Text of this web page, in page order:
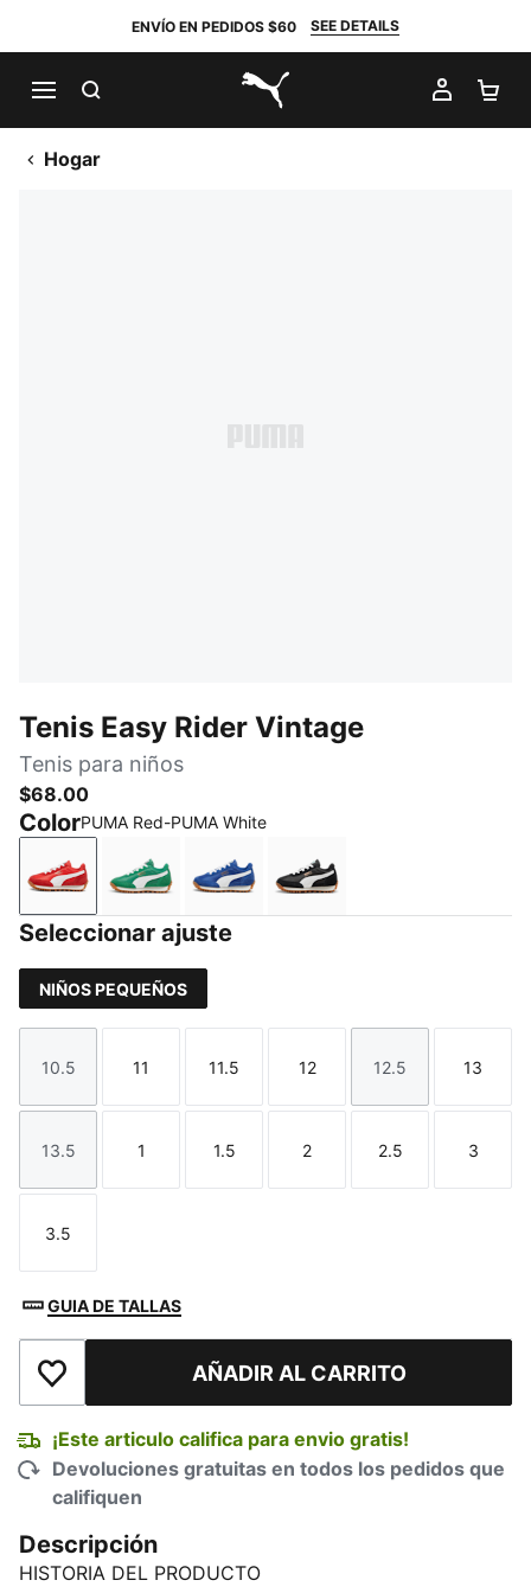
ENVÍO EN PEDIDOS $60 SEE DETAILS
PUMA.com
MI
Hogar
Tenis Easy Rider Vintage
Tenis para niños
$68.00
ColorPUMA Red-PUMA White
PUMA Red-PUMA White
Archive Green-PUMA White
Clyde Royal-PUMA White
PUMA Black-PUMA
Seleccionar ajuste
NIÑOS PEQUEÑOS
Talla
10.5
Talla
11
Talla
11.5
Talla
12
Talla
12.5
Talla
13
Talla
13.5
Talla
1
Talla
1.5
Talla
2
Talla
2.5
Talla
3
Talla
3.5
GUIA DE TALLAS
Añadir a la lista de deseosAÑADIR AL CARRITO
¡Este articulo califica para envio gratis!
Devoluciones gratuitas en todos los pedidos que
califiquen
Descripción
HISTORIA DEL PRODUCTO